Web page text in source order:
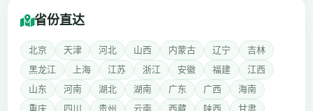
省份直达
北京 天津 河北 山西 内蒙古 辽宁
吉林
黑龙江
上海 江苏 浙江 安徽 福建
江西
山东
河南 湖北 湖南 广东 广西
海南
重庆
四川 贵州 云南 西藏 陕西
甘肃